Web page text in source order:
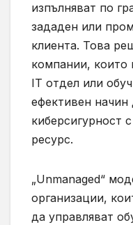
изпълняват по
зададен или
клиента. Това
компании, които
IT отдел или
ефективен начин
киберсигурност
ресурс.
„Unmanaged“
организации,
да управляват